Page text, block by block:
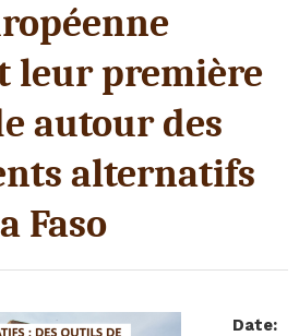
leur première
autour des
alternatifs
Faso
Date: